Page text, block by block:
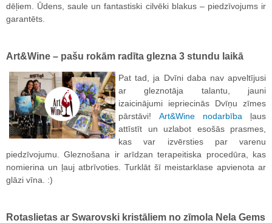
dēļiem. Ūdens, saule un fantastiski cilvēki blakus – piedzīvojums ir
garantēts.
Art&Wine – pašu rokām radīta glezna 3 stundu laikā
Pat tad, ja Dvīni daba nav apveltījusi
ar gleznotāja talantu, jauni
izaicinājumi iepriecinās Dvīņu zīmes
pārstāvi! Art&Wine nodarbība ļaus
attīstīt un uzlabot esošās prasmes,
kas var izvērsties par varenu
piedzīvojumu. Gleznošana ir arīdzan terapeitiska procedūra, kas
nomierina un ļauj atbrīvoties. Turklāt šī meistarklase apvienota ar
glāzi vīna. :)
Rotaslietas ar Swarovski kristāliem no zīmola Nela Gems